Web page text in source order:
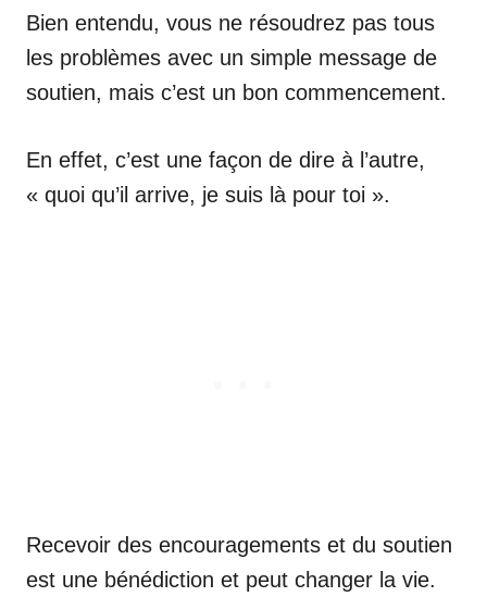
Bien entendu, vous ne résoudrez pas tous
les problèmes avec un simple message de
soutien, mais c’est un bon commencement.
En effet, c’est une façon de dire à l’autre,
« quoi qu’il arrive, je suis là pour toi ».
Recevoir des encouragements et du soutien
est une bénédiction et peut changer la vie.